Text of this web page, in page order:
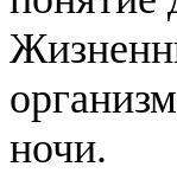
ночи.